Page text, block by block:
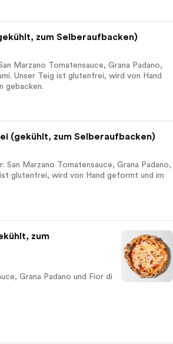
zum Selberaufbacken)
Marzano Tomatensauce, Grana Padano,
Unser Teig ist glutenfrei, wird von Hand
gebacken.
(gekühlt, zum Selberaufbacken)
San Marzano Tomatensauce, Grana Padano,
glutenfrei, wird von Hand geformt und im
zum
Grana Padano und Fior di